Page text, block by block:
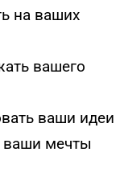
на ваших
вашего
ваши идеи
ваши мечты